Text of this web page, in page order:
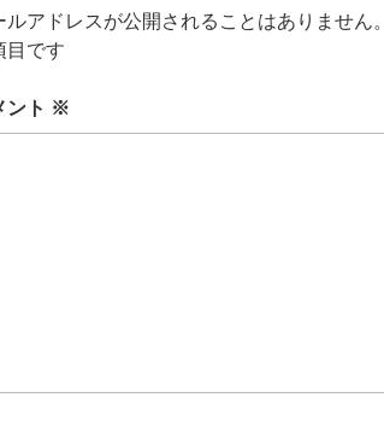
ルアドレスが公開されることはありません。
目です
ント ※